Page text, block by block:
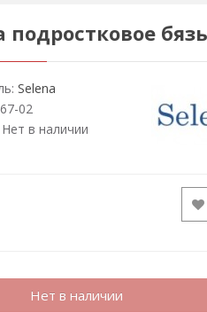
Selena
02
в наличии
Нет в наличии